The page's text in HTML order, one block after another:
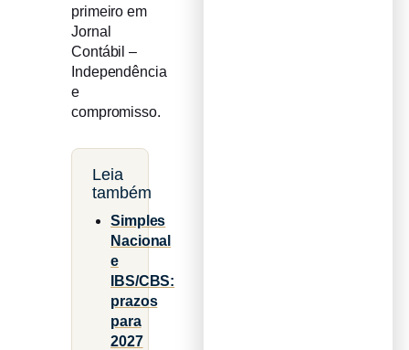
primeiro em
Jornal
Contábil –
Independência
e
compromisso.
Leia
também
Simples
Nacional
e
IBS/CBS:
prazos
para
2027